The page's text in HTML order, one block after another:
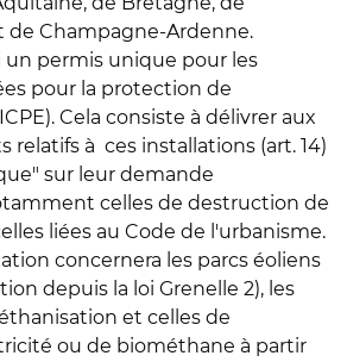
de Champagne-Ardenne.
un permis unique pour les
pour la protection de
Cela consiste à délivrer aux
relatifs à ces installations (art. 14)
sur leur demande
celles de destruction de
liées au Code de l'urbanisme.
concernera les parcs éoliens
depuis la loi Grenelle 2), les
et celles de
ou de biométhane à partir